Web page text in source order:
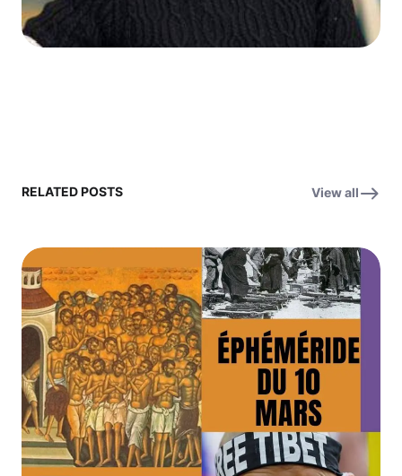
RELATED POSTS View all